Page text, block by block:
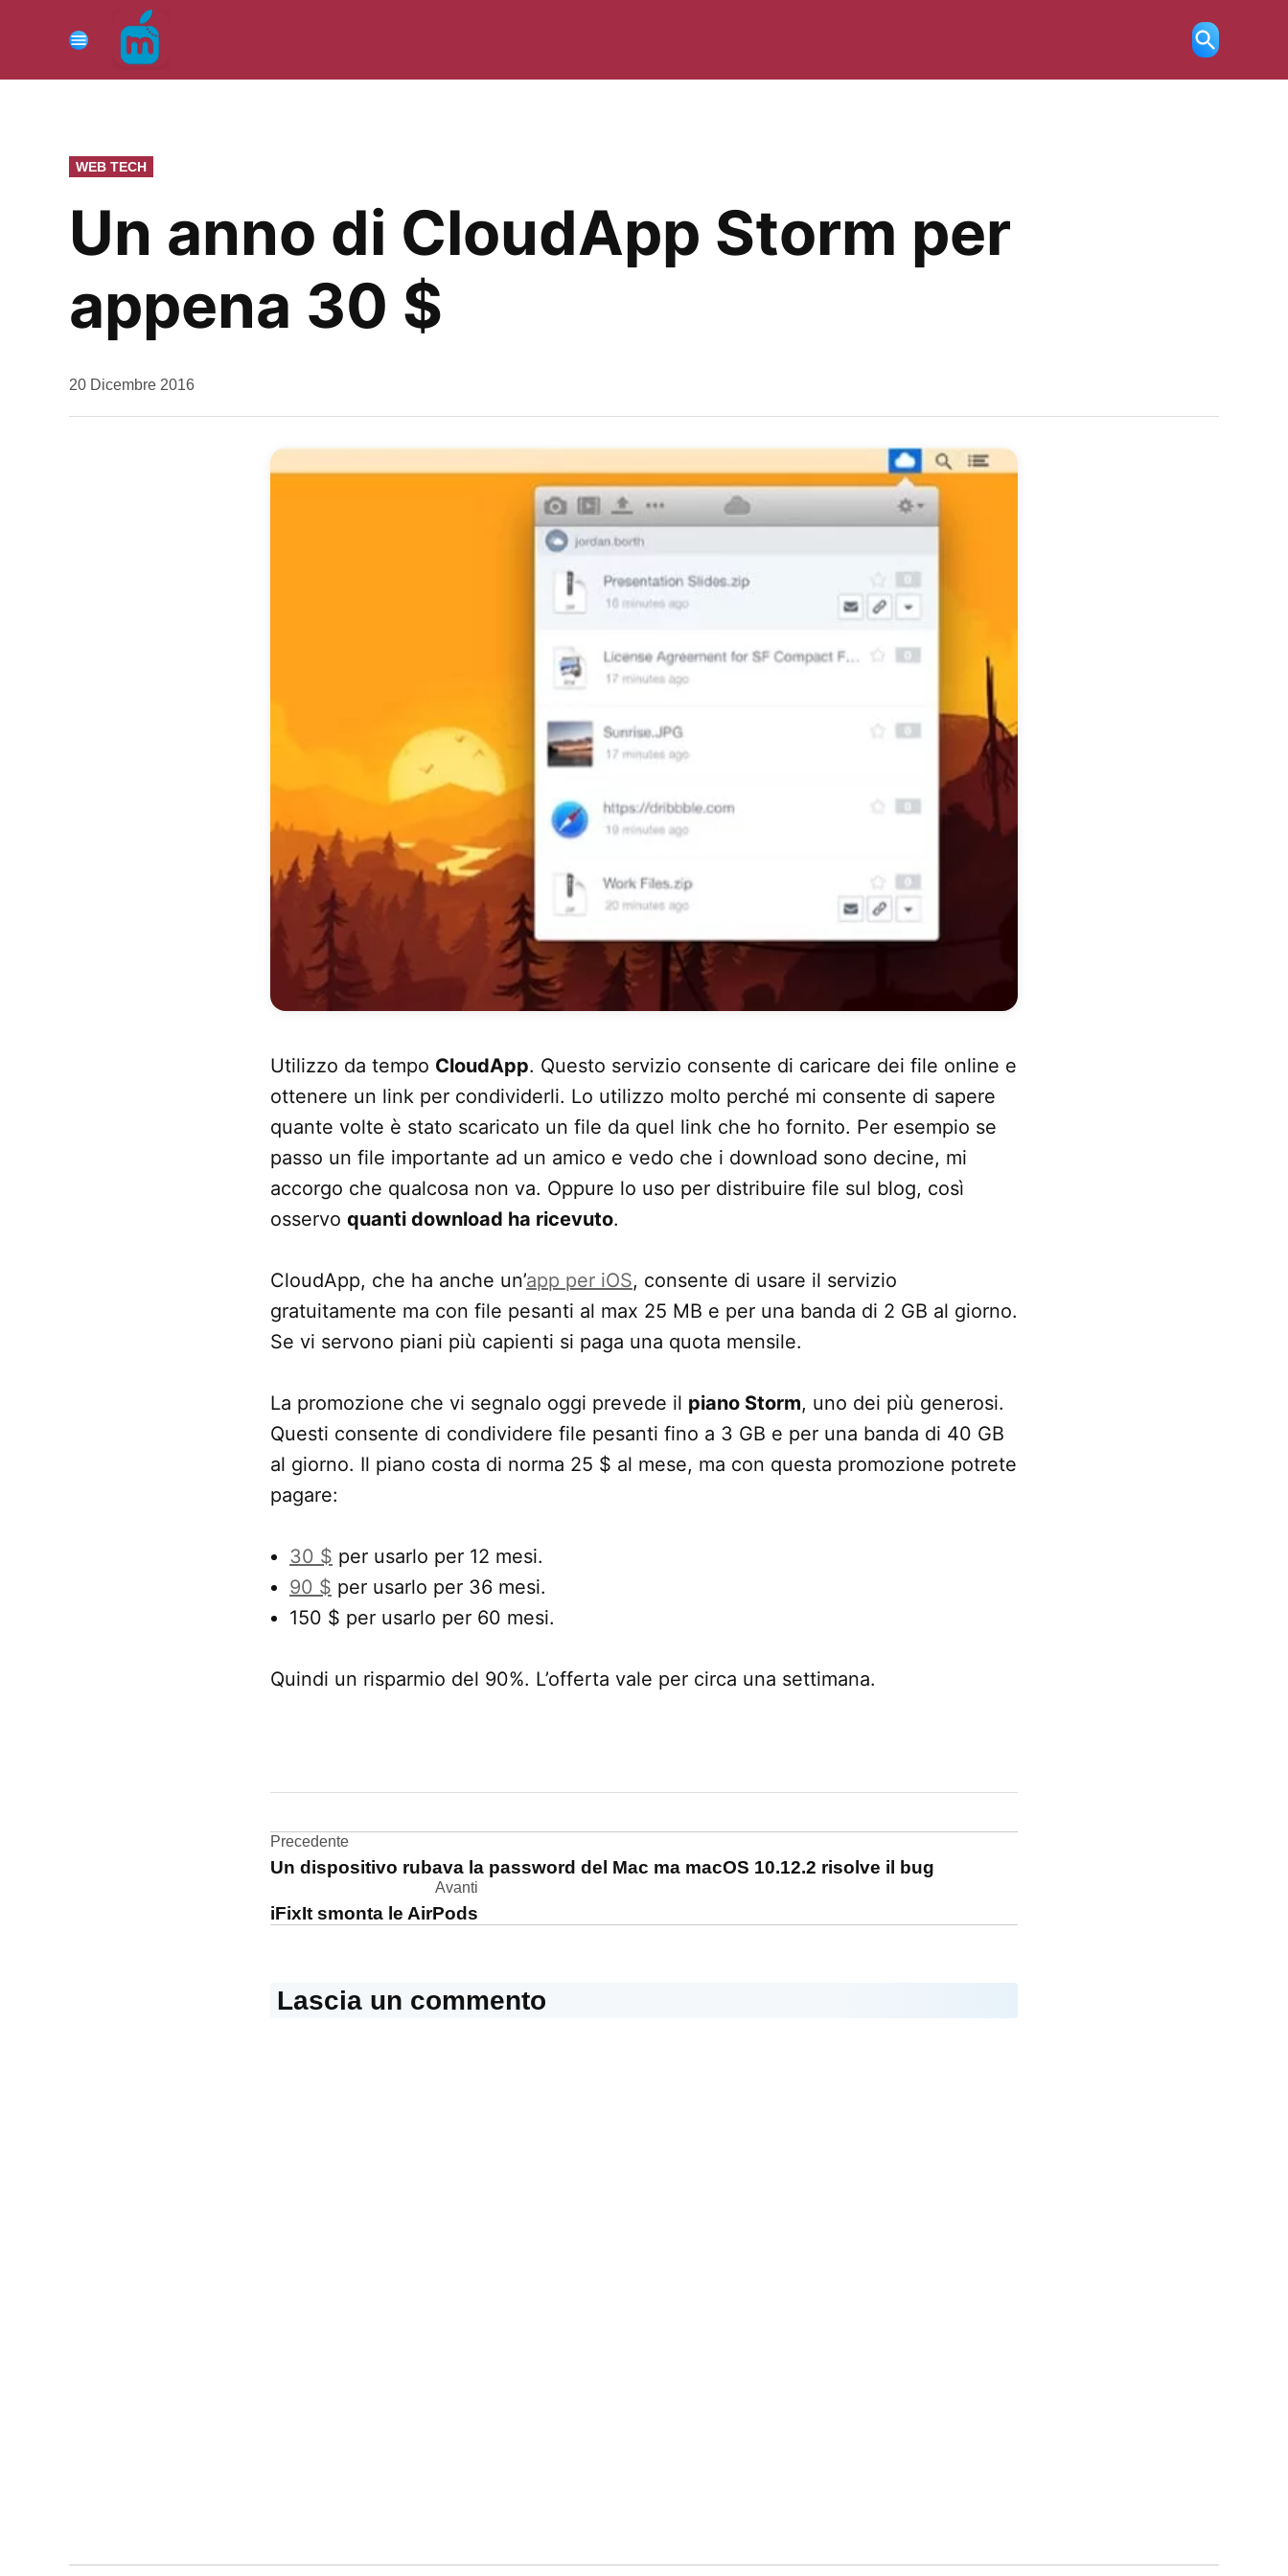
contenuto
Menu
Ricerca
aperta
PUBBLICATO
IN
WEB TECH
Un anno di CloudApp Storm per
appena 30 $
da
20 Dicembre 2016
Utilizzo da tempo CloudApp. Questo servizio consente di caricare dei file online e
ottenere un link per condividerli. Lo utilizzo molto perché mi consente di sapere
quante volte è stato scaricato un file da quel link che ho fornito. Per esempio se
passo un file importante ad un amico e vedo che i download sono decine, mi
accorgo che qualcosa non va. Oppure lo uso per distribuire file sul blog, così
osservo quanti download ha ricevuto.
CloudApp, che ha anche un’app per iOS, consente di usare il servizio
gratuitamente ma con file pesanti al max 25 MB e per una banda di 2 GB al giorno.
Se vi servono piani più capienti si paga una quota mensile.
La promozione che vi segnalo oggi prevede il piano Storm, uno dei più generosi.
Questi consente di condividere file pesanti fino a 3 GB e per una banda di 40 GB
al giorno. Il piano costa di norma 25 $ al mese, ma con questa promozione potrete
pagare:
30 $ per usarlo per 12 mesi.
90 $ per usarlo per 36 mesi.
150 $ per usarlo per 60 mesi.
Quindi un risparmio del 90%. L’offerta vale per circa una settimana.
Navigazione
Precedente
Un dispositivo rubava la password del Mac ma macOS 10.12.2 risolve il bug
Avanti
iFixIt smonta le AirPods
Lascia un commento